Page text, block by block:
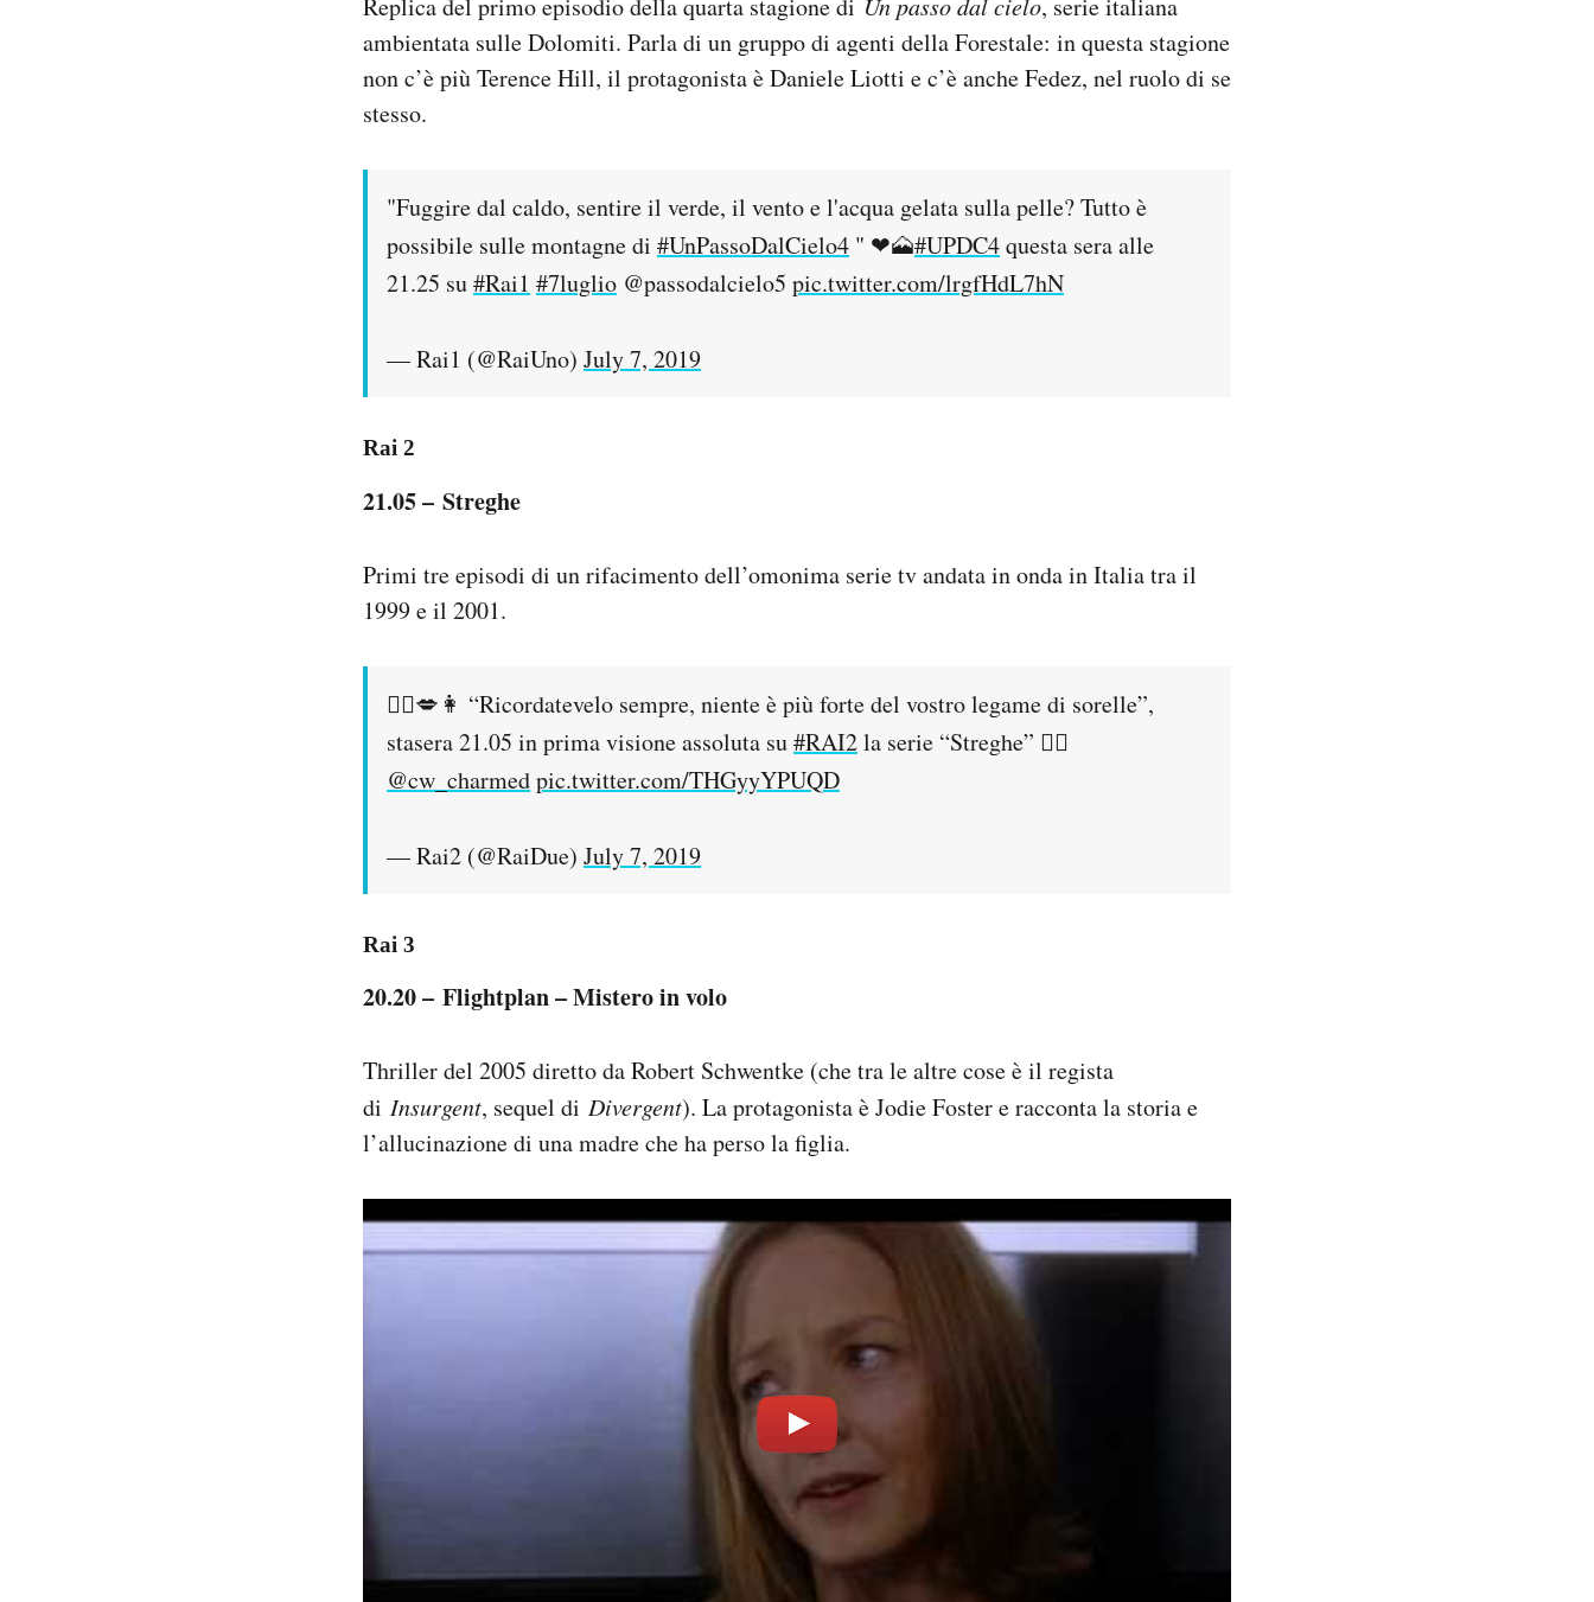
ambientata sulle Dolomiti. Parla di un gruppo di agenti della Forestale: in questa stagione
non c’è più Terence Hill, il protagonista è Daniele Liotti e c’è anche Fedez, nel ruolo di se
stesso.
"Fuggire dal caldo, sentire il verde, il vento e l'acqua gelata sulla pelle? Tutto è
possibile sulle montagne di #UnPassoDalCielo4 " ❤🗻#UPDC4questa sera alle
21.25 su#Rai1 #7luglio @passodalcielo5 pic.twitter.com/lrgfHdL7hN
— Rai1 (@RaiUno) July 7, 2019
Rai 2
21.05 – Streghe
Primi tre episodi di un rifacimento dell’omonima serie tv andata in onda in Italia tra il
1999 e il 2001.
👩‍❤️💋👩 “Ricordatevelo sempre, niente è più forte del vostro legame di sorelle”,
stasera 21.05 in prima visione assoluta su#RAI2la serie “Streghe” 🧙‍♀️
@cw_charmedpic.twitter.com/THGyyYPUQD
— Rai2 (@RaiDue) July 7, 2019
Rai 3
20.20 – Flightplan – Mistero in volo
Thriller del 2005 diretto da Robert Schwentke (che tra le altre cose è il regista
di Insurgent, sequel di Divergent). La protagonista è Jodie Foster e racconta la storia e
l’allucinazione di una madre che ha perso la figlia.